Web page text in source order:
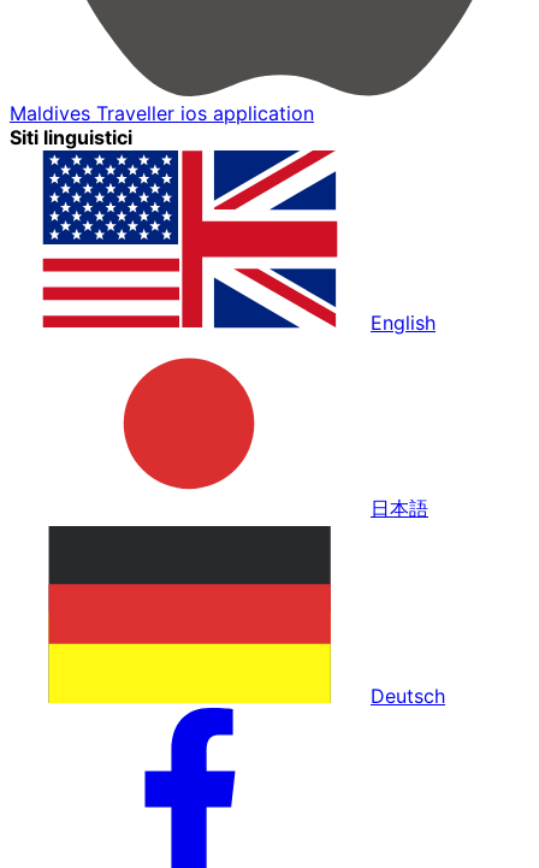
Maldives Traveller ios application
Siti linguistici
English
日本語
Deutsch